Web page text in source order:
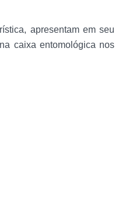
apresentam em seu
caixa entomológica nos